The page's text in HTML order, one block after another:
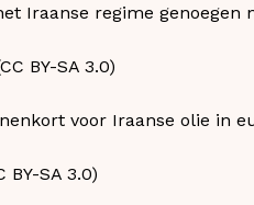
Iraanse regime
voor Iraanse olie in
BY-SA 3.0)​